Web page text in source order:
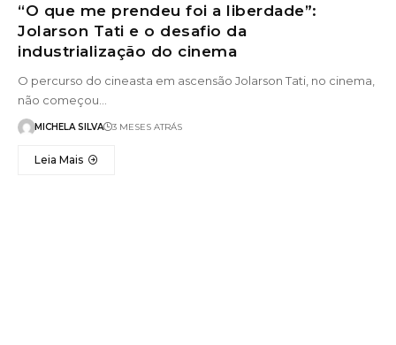
“O que me prendeu foi a liberdade”:
Jolarson Tati e o desafio da
industrialização do cinema
O percurso do cineasta em ascensão Jolarson Tati, no cinema,
não começou…
MICHELA SILVA 3 MESES ATRÁS
Leia Mais